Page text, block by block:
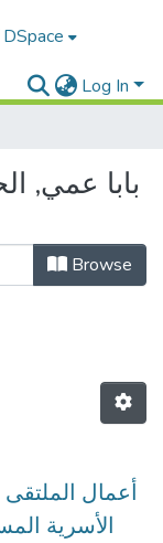
Log In
Browse
أعمال
الأسرية